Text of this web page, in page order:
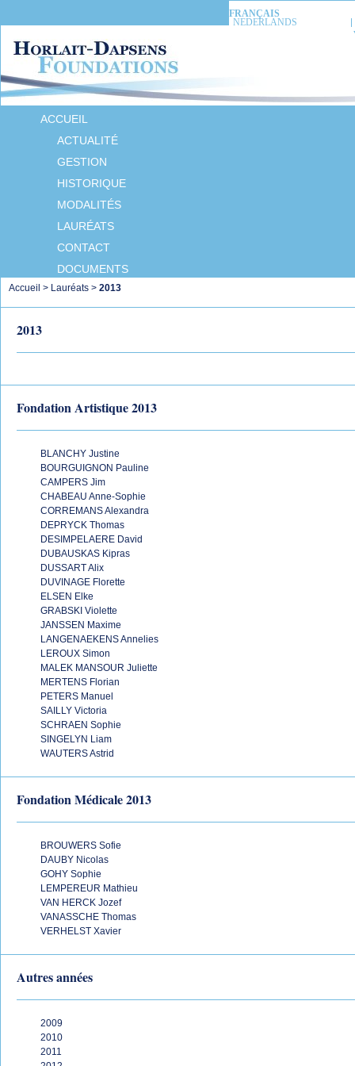
FRANÇAIS
NEDERLANDS
ACCUEIL
ACTUALITÉ
GESTION
HISTORIQUE
MODALITÉS
LAURÉATS
CONTACT
DOCUMENTS
Accueil > Lauréats > 2013
2013
Fondation Artistique 2013
BLANCHY Justine
BOURGUIGNON Pauline
CAMPERS Jim
CHABEAU Anne-Sophie
CORREMANS Alexandra
DEPRYCK Thomas
DESIMPELAERE David
DUBAUSKAS Kipras
DUSSART Alix
DUVINAGE Florette
ELSEN Elke
GRABSKI Violette
JANSSEN Maxime
LANGENAEKENS Annelies
LEROUX Simon
MALEK MANSOUR Juliette
MERTENS Florian
PETERS Manuel
SAILLY Victoria
SCHRAEN Sophie
SINGELYN Liam
WAUTERS Astrid
Fondation Médicale 2013
BROUWERS Sofie
DAUBY Nicolas
GOHY Sophie
LEMPEREUR Mathieu
VAN HERCK Jozef
VANASSCHE Thomas
VERHELST Xavier
Autres années
2009
2010
2011